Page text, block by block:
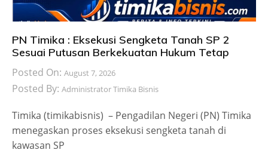
PN Timika : Eksekusi Sengketa Tanah SP 2
Sesuai Putusan Berkekuatan Hukum Tetap
Posted On: August 7, 2026
Posted By: Administrator Timika Bisnis
Timika (timikabisnis) – Pengadilan Negeri (PN) Timika
menegaskan proses eksekusi sengketa tanah di
kawasan SP